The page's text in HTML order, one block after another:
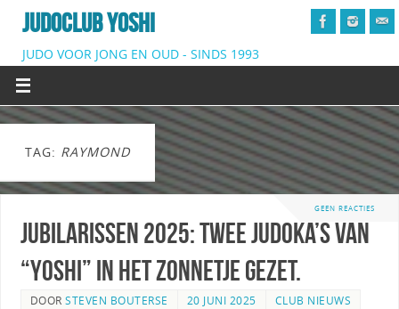
JUDOCLUB YOSHI
JUDO VOOR JONG EN OUD - SINDS 1993
TAG: RAYMOND
GEEN REACTIES
Jubilarissen 2025: Twee judoka’s van
“Yoshi” in het zonnetje gezet.
DOORSTEVEN BOUTERSE 20 JUNI 2025 CLUB NIEUWS